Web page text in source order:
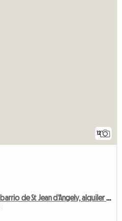
12
Bonito estudio en el barrio de St Jean d'Angely, alquiler moderado.